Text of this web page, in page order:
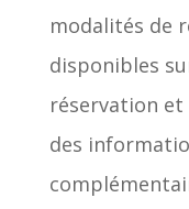
modalités de
disponibles
réservation
des